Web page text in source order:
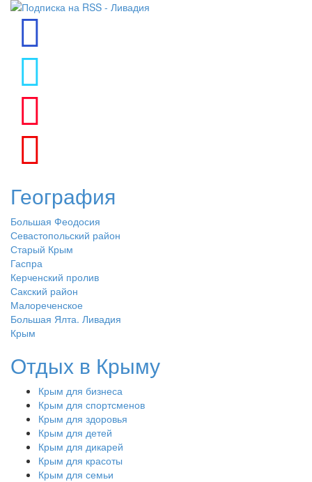
География
Большая Феодосия
Севастопольский район
Старый Крым
Гаспра
Керченский пролив
Сакский район
Малореченское
Большая Ялта. Ливадия
Крым
Отдых в Крыму
Крым для бизнеса
Крым для спортсменов
Крым для здоровья
Крым для детей
Крым для дикарей
Крым для красоты
Крым для семьи